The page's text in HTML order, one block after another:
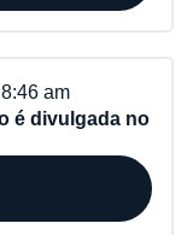
8:46 am
é divulgada no